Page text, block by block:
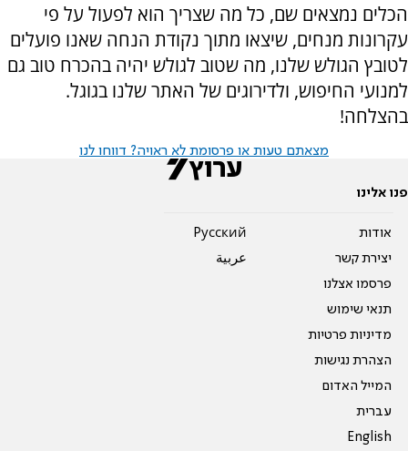
הכלים נמצאים שם, כל מה שצריך הוא לפעול על פי
עקרונות מנחים, שיצאו מתוך נקודת הנחה שאנו פועלים
לטובץ הגולש שלנו, מה שטוב לגולש יהיה בהכרח טוב גם
למנועי החיפוש, ולדירוגים של האתר שלנו בגוגל.
בהצלחה!
מצאתם טעות או פרסומת לא ראויה? דווחו לנו
פנו אלינו
אודות
יצירת קשר
פרסמו אצלנו
תנאי שימוש
מדיניות פרטיות
הצהרת נגישות
המייל האדום
עברית
English
Pусский
عربية